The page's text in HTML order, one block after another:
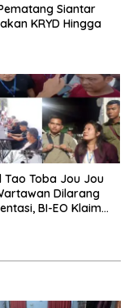
Siantar
KRYD Hingga
Tao Toba Jou Jou
Dilarang
BI-EO Klaim